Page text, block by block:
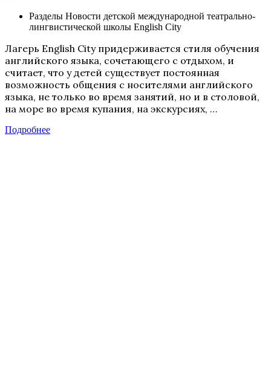
Разделы Новости детской международной театрально-
лингвистической школы English City
Лагерь English City придерживается стиля обучения
английского языка, сочетающего с отдыхом, и
считает, что у детей существует постоянная
возможность общения с носителями английского
языка, не только во время занятий, но и в столовой,
на море во время купания, на экскурсиях, …
Подробнее